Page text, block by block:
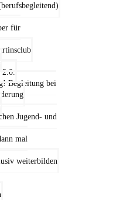
für
2.0.
Begleitung bei
Jugend- und
mal
weiterbilden